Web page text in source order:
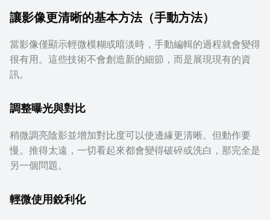
讓影像更清晰的基本方法（手動方法）
當影像僅顯示輕微模糊或暗淡時，手動編輯的過程就會變得
很有用。這些技術不會創造新的細節，而是展現現有的資
訊。
調整曝光與對比
稍微調亮陰影並增加對比度可以使邊緣更清晰。但動作要
慢。推得太遠，一切看起來都會變得破碎或洗白，那完全是
另一個問題。
輕微使用銳利化